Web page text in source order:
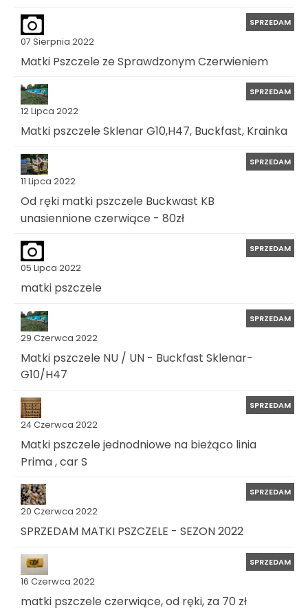
07 Sierpnia 2022
SPRZEDAM
Matki Pszczele ze Sprawdzonym Czerwieniem
12 Lipca 2022
SPRZEDAM
Matki pszczele Sklenar G10,H47, Buckfast, Krainka
11 Lipca 2022
SPRZEDAM
Od ręki matki pszczele Buckwast KB
unasiennione czerwiące - 80zł
05 Lipca 2022
SPRZEDAM
matki pszczele
29 Czerwca 2022
SPRZEDAM
Matki pszczele NU / UN - Buckfast Sklenar-
G10/H47
24 Czerwca 2022
SPRZEDAM
Matki pszczele jednodniowe na bieżąco linia
Prima , car S
20 Czerwca 2022
SPRZEDAM
SPRZEDAM MATKI PSZCZELE - SEZON 2022
16 Czerwca 2022
SPRZEDAM
matki pszczele czerwiące, od ręki, za 70 zł